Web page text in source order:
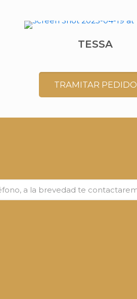
TESSA
TRAMITAR PEDIDO